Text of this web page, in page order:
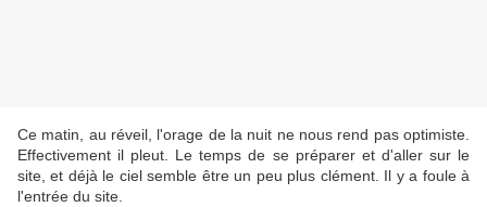
Ce matin, au réveil, l'orage de la nuit ne nous rend pas optimiste.
Effectivement il pleut. Le temps de se préparer et d'aller sur le
site, et déjà le ciel semble être un peu plus clément. Il y a foule à
l'entrée du site.